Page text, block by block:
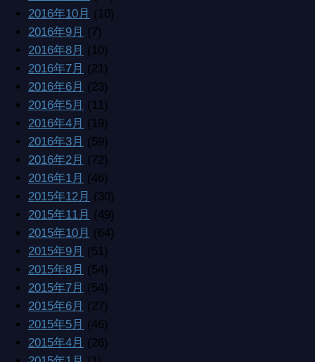
2016年9月(7)
2016年8月(10)
2016年7月 (21)
2016年6月 (23)
2016年5月 (11)
2016年4月 (19)
2016年3月 (59)
2016年2月 (72)
2016年1月 (46)
2015年12月(30)
2015年11月(49)
2015年10月 (64)
2015年9月(51)
2015年8月(54)
2015年7月 (54)
2015年6月 (27)
2015年5月 (46)
2015年4月 (26)
2015年1月 (1)
2014年12月(28)